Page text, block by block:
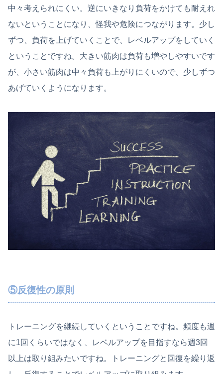
中々考えられにくい。逆にいきなり負荷をかけても耐えれ
ないということになり、怪我や危険につながります。少し
ずつ、負荷を上げていくことで、レベルアップをしていく
ということですね。大きい筋肉は負荷も増やしやすいです
が、小さい筋肉は中々負荷も上がりにくいので、少しずつ
あげていくようになります。
⑤反復性の原則
トレーニングを継続していくということですね。頻度も週
に1回くらいではなく、レベルアップを目指すなら週3回
以上は取り組みたいですね。トレーニングと回復を繰り返